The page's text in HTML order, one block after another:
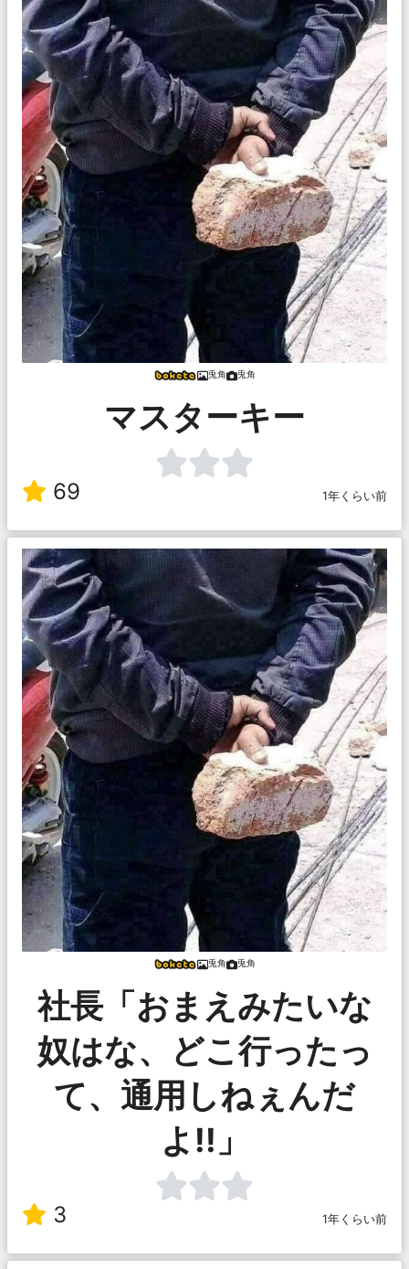
兎角 兎角
マスターキー
69 1年くらい前
兎角 兎角
社長「おまえみたいな
奴はな、どこ行ったっ
て、通用しねぇんだ
よ!!」
3 1年くらい前